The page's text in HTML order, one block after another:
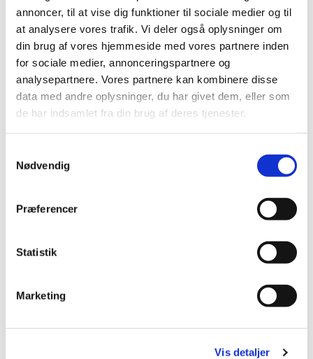
annoncer, til at vise dig funktioner til sociale medier og til
at analysere vores trafik. Vi deler også oplysninger om
din brug af vores hjemmeside med vores partnere inden
for sociale medier, annonceringspartnere og
analysepartnere. Vores partnere kan kombinere disse
data med andre oplysninger, du har givet dem, eller som
de har indsamlet fra din brug af deres tjenester.
Nødvendig
Præferencer
Statistik
Marketing
Vis detaljer
side 1-13
midtersider
Side 14-24
2011 nr. 5 juni
side 1-13
Side 14-24
2011 nr. 6 september
side 1-13